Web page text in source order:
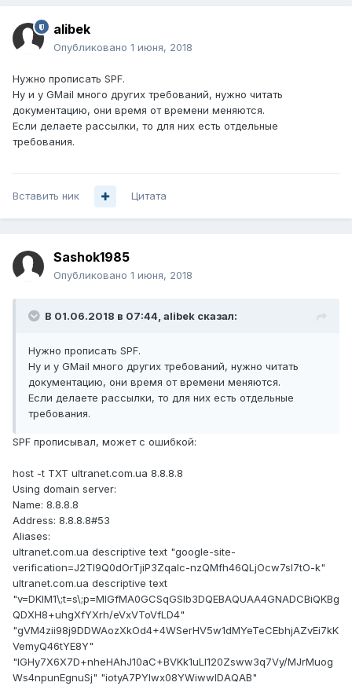
alibek
Опубликовано 1 июня, 2018
Нужно прописать SPF.
Ну и у GMail много других требований, нужно читать
документацию, они время от времени меняются.
Если делаете рассылки, то для них есть отдельные
требования.
Вставить ник Цитата
Sashok1985
Опубликовано 1 июня, 2018
В 01.06.2018 в 07:44, alibek сказал:
Нужно прописать SPF.
Ну и у GMail много других требований, нужно читать
документацию, они время от времени меняются.
Если делаете рассылки, то для них есть отдельные
требования.
SPF прописывал, может с ошибкой:
host -t TXT ultranet.com.ua 8.8.8.8
Using domain server:
Name: 8.8.8.8
Address: 8.8.8.8#53
Aliases:
ultranet.com.ua descriptive text "google-site-
verification=J2TI9Q0dOrTjiP3ZqaIc-nzQMfh46QLjOcw7sl7tO-k"
ultranet.com.ua descriptive text
"v=DKIM1\;t=s\;p=MIGfMA0GCSqGSIb3DQEBAQUAA4GNADCBiQKBg
QDXH8+uhgXfYXrh/eVxVToVfLD4"
"gVM4zii98j9DDWAozXkOd4+4WSerHV5w1dMYeTeCEbhjAZvEi7kK
VemyQ46tYE8Y"
"lGHy7X6X7D+nheHAhJ10aC+BVKk1uLI120Zsww3q7Vy/MJrMuog
Ws4npunEgnuSj" "iotyA7PYlwx08YWiwwIDAQAB"